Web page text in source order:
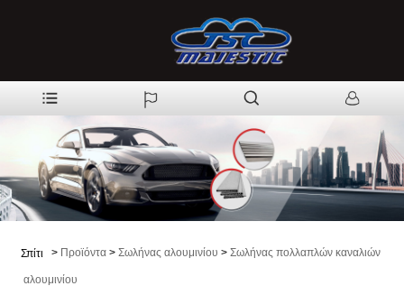
Σπίτι > Προϊόντα > Σωλήνας αλουμινίου > Σωλήνας πολλαπλών καναλιών
αλουμινίου